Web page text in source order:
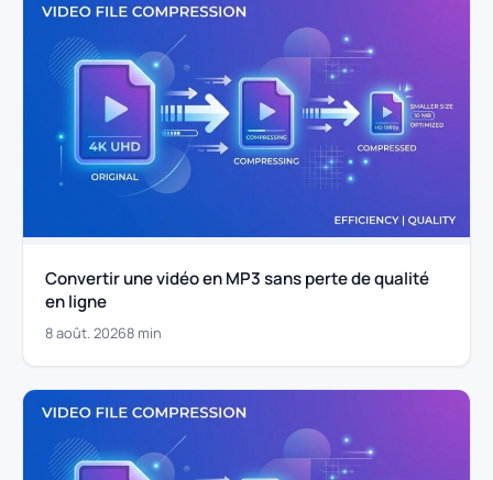
Convertir une vidéo en MP3 sans perte de qualité
en ligne
8 août. 20268 min